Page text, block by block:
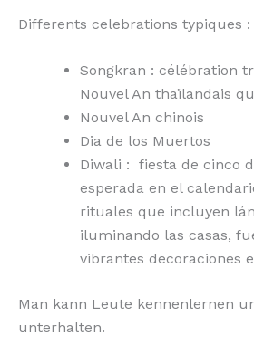
Differents celebrations typiques :
Songkran : célébration
Nouvel An thaïlandais
Nouvel An chinois
Dia de los Muertos
Diwali : fiesta de cinco
esperada en el
rituales que incluyen
iluminando las casas,
vibrantes decoraciones
Man kann Leute kennenlernen
unterhalten.